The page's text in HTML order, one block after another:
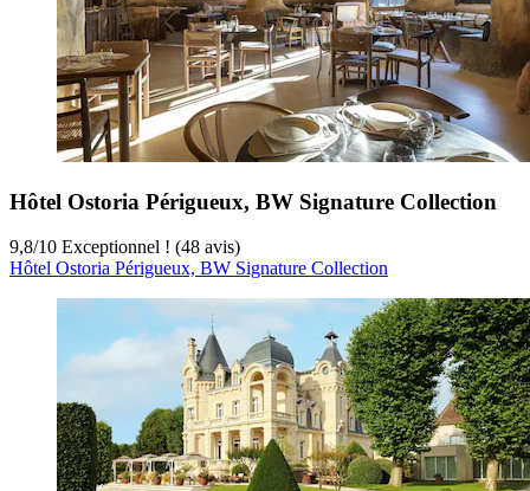
Hôtel Ostoria Périgueux, BW Signature Collection
9,8/10 Exceptionnel ! (48 avis)
Hôtel Ostoria Périgueux, BW Signature Collection